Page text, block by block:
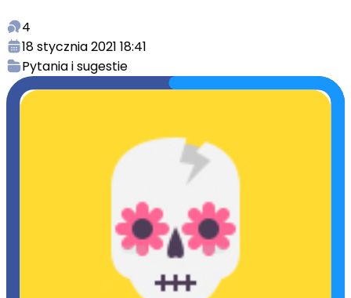
4
18 stycznia 2021 18:41
Pytania i sugestie